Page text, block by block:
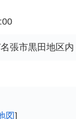
張市黒田地区内
図]